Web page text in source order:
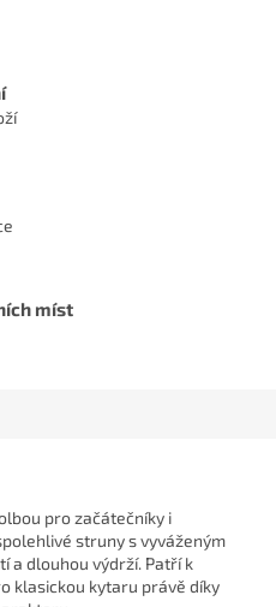
míst
pro začátečníky i
struny s vyváženým
a dlouhou výdrží. Patří k
klasickou kytaru právě díky